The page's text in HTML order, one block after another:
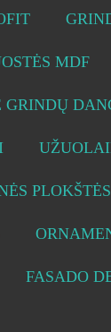
MDF
PLOKŠTĖS
FASADO